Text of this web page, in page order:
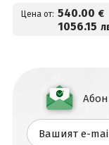
Цена от: 540.00 €
1056.15